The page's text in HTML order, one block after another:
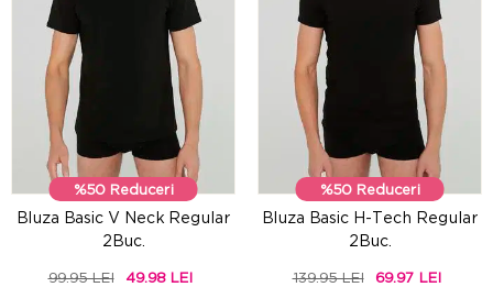
%50 Reduceri
Bluza Basic V Neck Regular
2Buc.
99.95 LEI 49.98 LEI
%50 Reduceri
Bluza Basic H-Tech Regular
2Buc.
139.95 LEI 69.97 LEI